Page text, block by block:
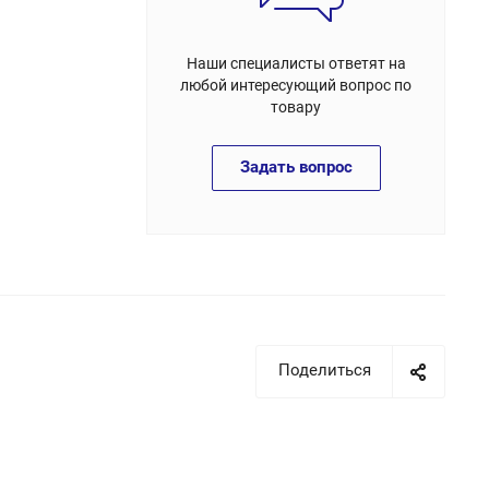
Наши специалисты ответят на
любой интересующий вопрос по
товару
Задать вопрос
Поделиться